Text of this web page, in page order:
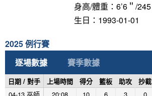
身高/體重：6’6＂/245
生日：1993-01-01
2025 例行賽
逐場數據
賽季數據
日期 / 對手 上場時間 得分 籃板 助攻 抄截